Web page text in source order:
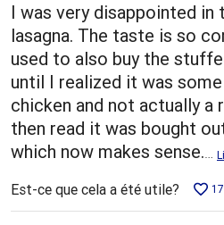
I was very disappointed in
lasagna. The taste is so
used to also buy the
until I realized it was
chicken and not actually a
then read it was bought
which now makes sense.…
Est-ce que cela a été utile? 17